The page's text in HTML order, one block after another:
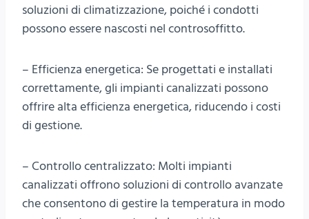
soluzioni di climatizzazione, poiché i condotti
possono essere nascosti nel controsoffitto.
– Efficienza energetica: Se progettati e installati
correttamente, gli impianti canalizzati possono
offrire alta efficienza energetica, riducendo i costi
di gestione.
– Controllo centralizzato: Molti impianti
canalizzati offrono soluzioni di controllo avanzate
che consentono di gestire la temperatura in modo